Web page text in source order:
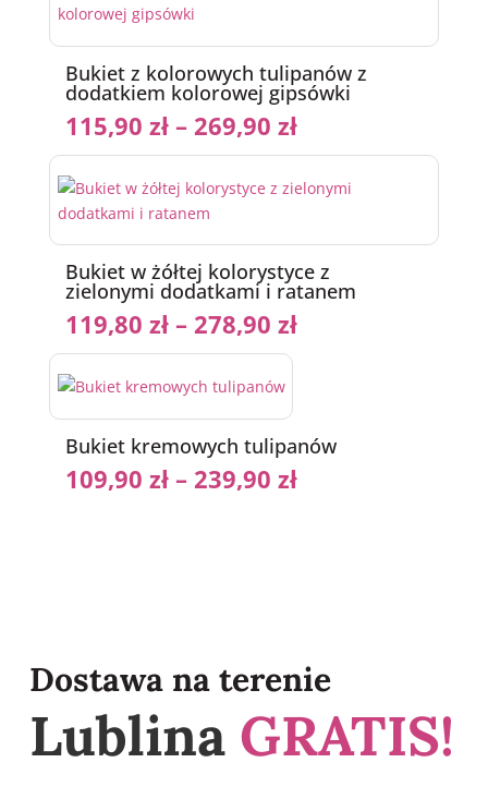
Bukiet z kolorowych tulipanów z
dodatkiem kolorowej gipsówki
115,90 zł– 269,90 zł
Bukiet w żółtej kolorystyce z
zielonymi dodatkami i ratanem
119,80 zł– 278,90 zł
Bukiet kremowych tulipanów
109,90 zł– 239,90 zł
Dostawa na terenie
Lublina GRATIS!